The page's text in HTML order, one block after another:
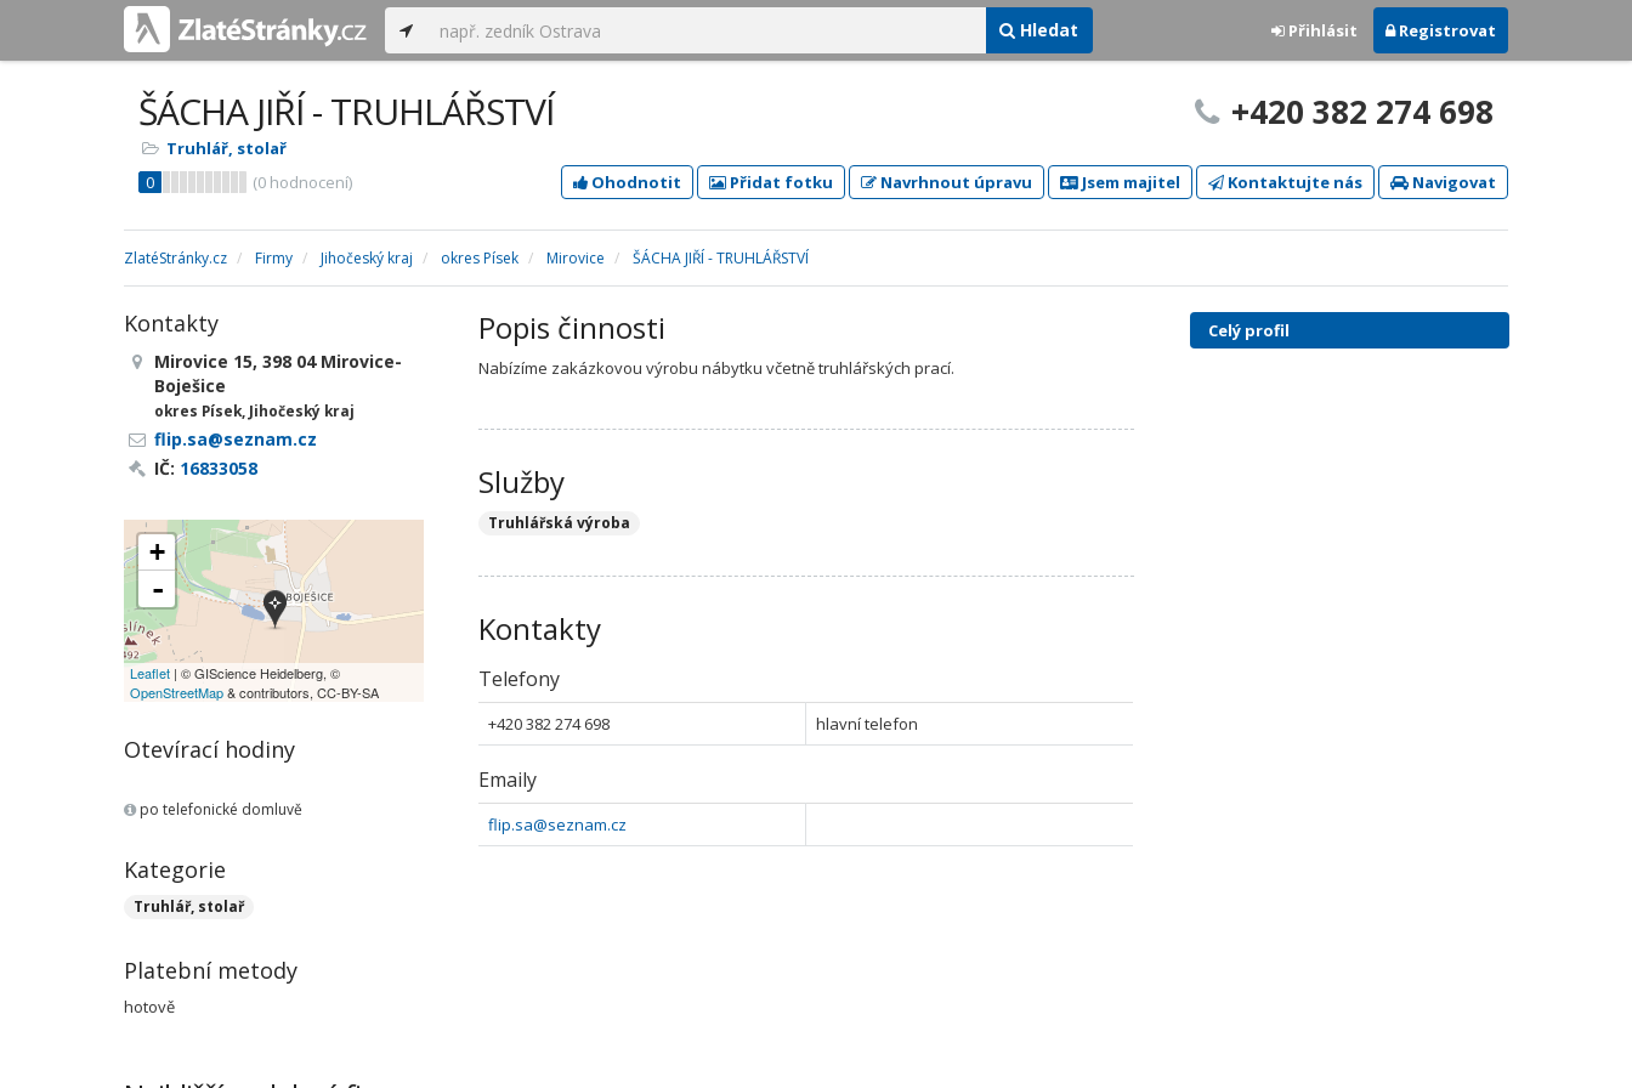
Hledat Přihlásit Registrovat
ŠÁCHA JIŘÍ - TRUHLÁŘSTVÍ
Truhlář, stolař
0
(0 hodnocení)
+420 382 274 698
Ohodnotit Přidat fotku Navrhnout úpravu Jsem majitel Kontaktujte nás Navigovat
ZlatéStránky.cz Firmy Jihočeský kraj okres Písek Mirovice ŠÁCHA JIŘÍ - TRUHLÁŘSTVÍ
Popis činnosti
Nabízíme zakázkovou výrobu nábytku včetně truhlářských prací.
Služby
Truhlářská výroba
Kontakty
Telefony
+420 382 274 698 hlavní telefon
Emaily
flip.sa@seznam.cz
Kontakty
Mirovice 15, 398 04 Mirovice-
Boješice
okres Písek, Jihočeský kraj
flip.sa@seznam.cz
IČ: 16833058
+
-
Leaflet | © GIScience Heidelberg, ©
OpenStreetMap& contributors, CC-BY-SA
Otevírací hodiny
po telefonické domluvě
Kategorie
Truhlář, stolař
Platební metody
hotově
Celý profil